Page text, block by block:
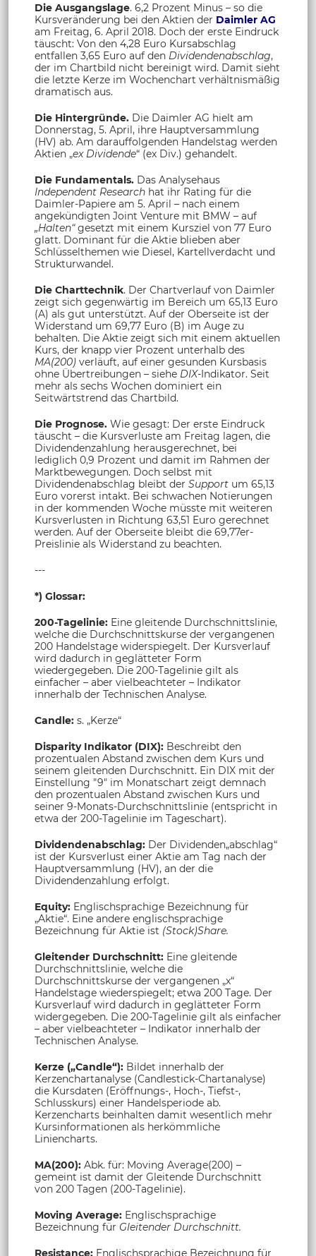
Die Ausgangslage. 6,2 Prozent Minus – so die
Kursveränderung bei den Aktien der Daimler AG
am Freitag, 6. April 2018. Doch der erste Eindruck
täuscht: Von den 4,28 Euro Kursabschlag
entfallen 3,65 Euro auf den Dividendenabschlag,
der im Chartbild nicht bereinigt wird. Damit sieht
die letzte Kerze im Wochenchart verhältnismäßig
dramatisch aus.
Die Hintergründe. Die Daimler AG hielt am
Donnerstag, 5. April, ihre Hauptversammlung
(HV) ab. Am darauffolgenden Handelstag werden
Aktien „ex Dividende“ (ex Div.) gehandelt.
Die Fundamentals. Das Analysehaus
Independent Research hat ihr Rating für die
Daimler-Papiere am 5. April – nach einem
angekündigten Joint Venture mit BMW – auf
„Halten“gesetzt mit einem Kursziel von 77 Euro
glatt. Dominant für die Aktie blieben aber
Schlüsselthemen wie Diesel, Kartellverdacht und
Strukturwandel.
Die Charttechnik. Der Chartverlauf von Daimler
zeigt sich gegenwärtig im Bereich um 65,13 Euro
(A) als gut unterstützt. Auf der Oberseite ist der
Widerstand um 69,77 Euro (B) im Auge zu
behalten. Die Aktie zeigt sich mit einem aktuellen
Kurs, der knapp vier Prozent unterhalb des
MA(200) verläuft, auf einer gesunden Kursbasis
ohne Übertreibungen – siehe DIX-Indikator. Seit
mehr als sechs Wochen dominiert ein
Seitwärtstrend das Chartbild.
Die Prognose. Wie gesagt: Der erste Eindruck
täuscht – die Kursverluste am Freitag lagen, die
Dividendenzahlung herausgerechnet, bei
lediglich 0,9 Prozent und damit im Rahmen der
Marktbewegungen. Doch selbst mit
Dividendenabschlag bleibt der Support um 65,13
Euro vorerst intakt. Bei schwachen Notierungen
in der kommenden Woche müsste mit weiteren
Kursverlusten in Richtung 63,51 Euro gerechnet
werden. Auf der Oberseite bleibt die 69,77er-
Preislinie als Widerstand zu beachten.
---
*) Glossar:
200-Tagelinie: Eine gleitende Durchschnittslinie,
welche die Durchschnittskurse der vergangenen
200 Handelstage widerspiegelt. Der Kursverlauf
wird dadurch in geglätteter Form
wiedergegeben. Die 200-Tagelinie gilt als
einfacher – aber vielbeachteter – Indikator
innerhalb der Technischen Analyse.
Candle: s. „Kerze“
Disparity Indikator (DIX): Beschreibt den
prozentualen Abstand zwischen dem Kurs und
seinem gleitenden Durchschnitt. Ein DIX mit der
Einstellung "9" im Monatschart zeigt demnach
den prozentualen Abstand zwischen Kurs und
seiner 9-Monats-Durchschnittslinie (entspricht in
etwa der 200-Tagelinie im Tageschart).
Dividendenabschlag: Der Dividenden„abschlag“
ist der Kursverlust einer Aktie am Tag nach der
Hauptversammlung (HV), an der die
Dividendenzahlung erfolgt.
Equity: Englischsprachige Bezeichnung für
„Aktie“. Eine andere englischsprachige
Bezeichnung für Aktie ist (Stock)Share.
Gleitender Durchschnitt: Eine gleitende
Durchschnittslinie, welche die
Durchschnittskurse der vergangenen „x“
Handelstage wiederspiegelt; etwa 200 Tage. Der
Kursverlauf wird dadurch in geglätteter Form
widergegeben. Die 200-Tagelinie gilt als einfacher
– aber vielbeachteter – Indikator innerhalb der
Technischen Analyse.
Kerze („Candle“): Bildet innerhalb der
Kerzenchartanalyse (Candlestick-Chartanalyse)
die Kursdaten (Eröffnungs-, Hoch-, Tiefst-,
Schlusskurs) einer Handelsperiode ab.
Kerzencharts beinhalten damit wesentlich mehr
Kursinformationen als herkömmliche
Liniencharts.
MA(200): Abk. für: Moving Average(200) –
gemeint ist damit der Gleitende Durchschnitt
von 200 Tagen (200-Tagelinie).
Moving Average: Englischsprachige
Bezeichnung für Gleitender Durchschnitt.
Resistance: Englischsprachige Bezeichnung für